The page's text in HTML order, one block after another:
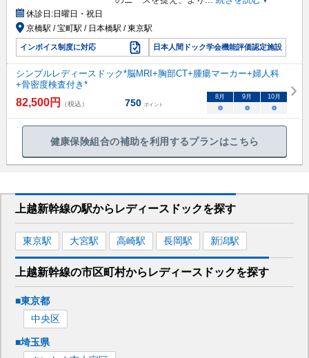
休診日:日曜日・祝日
京橋駅 / 宝町駅 / 日本橋駅 / 東京駅
インボイス制度に対応 日本人間ドック学会機能評価認定施設
シンプルレディースドック*脳MRI+胸部CT+腫瘍マーカー+婦人科
+骨密度検査付き*
82,500円 （税込） 750 ポイント
8 月 9 月 10月
○ ○ ○
健康保険組合の補助を利用するプランはこちら
上越新幹線の駅から レディースドックを探す
東京駅 大宮駅 高崎駅 長岡駅 新潟駅
上越新幹線の市区町村から レディースドックを探す
■東京都
中央区
■埼玉県